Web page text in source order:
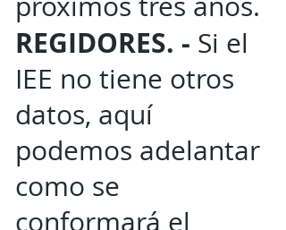
REGIDORES. - Si el
IEE no tiene otros
datos, aquí
podemos adelantar
como se
conformará el